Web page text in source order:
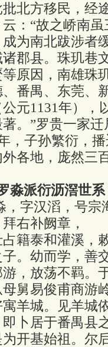
批北方移民，经
：“故之峤南
为南北跋涉者
郡县。珠玑巷
原因，南雄珠
番禺、东莞、
元1131年），
。”罗贵一家
，子孙繁衍，
外各地，庞然三
淼派衍沥滘世系
汉滔，号宗海
右补阙章，
泰和灌溪，敕
子。幼而学，善
，放荡不羁。
舅易俊甫商游
寓羊城。见羊城
卜居于番禺县
开基始祖。尔